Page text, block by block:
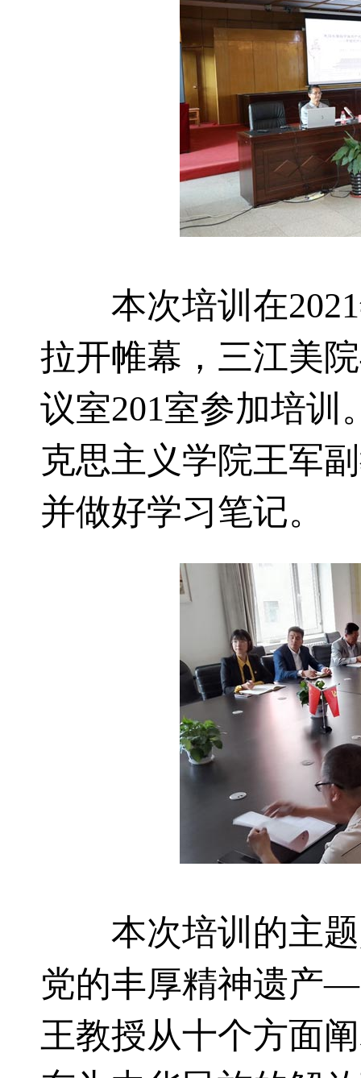
本次培训在2021
拉开帷幕，三江美
议室201室参加培训
克思主义学院王军
并做好学习笔记。
本次培训的主题
党的丰厚精神遗产
王教授从十个方面